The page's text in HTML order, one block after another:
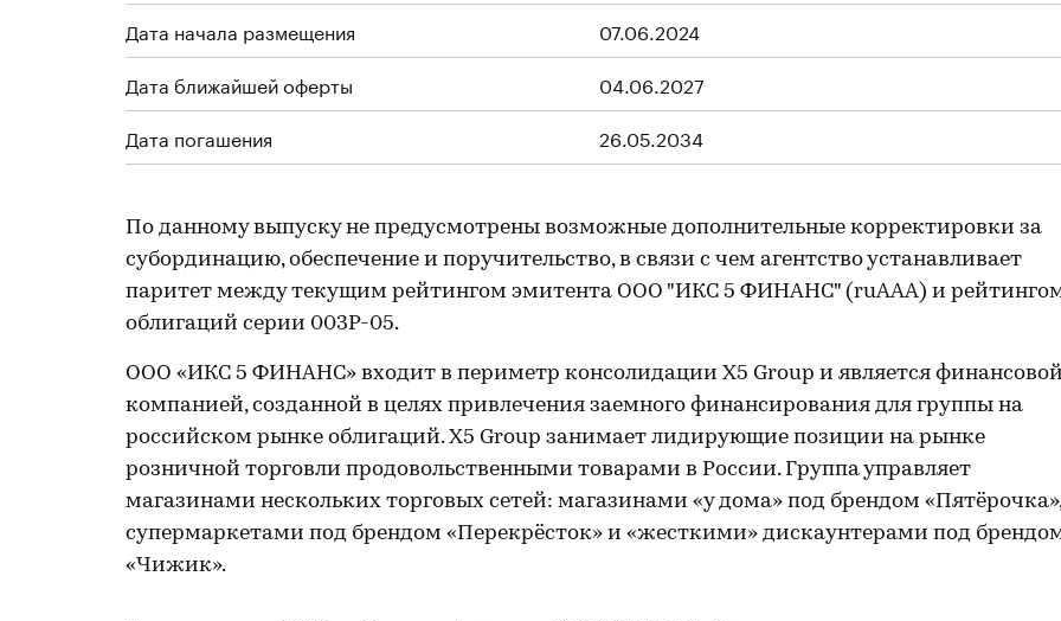
Дата начала размещения
07.06.2024
Дата ближайшей оферты
04.06.2027
Дата погашения
26.05.2034
По данному выпуску не предусмотрены возможные дополнительные корректировки за
субординацию, обеспечение и поручительство, в связи с чем агентство устанавливает
паритет между текущим рейтингом эмитента ООО "ИКС 5 ФИНАНС" (ruAAA) и
облигаций серии 003Р-05.
ООО «ИКС 5 ФИНАНС» входит в периметр консолидации Х5 Group и является финансовой
компанией, созданной в целях привлечения заемного финансирования для группы на
российском рынке облигаций. Х5 Group занимает лидирующие позиции на рынке
розничной торговли продовольственными товарами в России. Группа управляет
магазинами нескольких торговых сетей: магазинами «у дома» под брендом «Пятёрочка»,
супермаркетами под брендом «Перекрёсток» и «жесткими» дискаунтерами под
«Чижик».